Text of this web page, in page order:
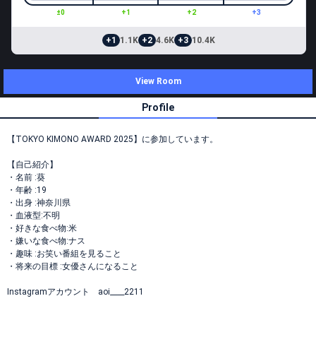
±0 +1 +2 +3
+1 1.1K +2 4.6K +3 10.4K
View Room
Profile
【TOKYO KIMONO AWARD 2025】に参加しています。
【自己紹介】
・名前 :葵
・年齢 :19
・出身 :神奈川県
・血液型:不明
・好きな食べ物:米
・嫌いな食べ物:ナス
・趣味 :お笑い番組を見ること
・将来の目標 :女優さんになること
Instagramアカウント aoi____2211